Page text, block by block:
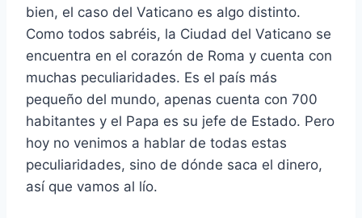
bien, el caso del Vaticano es algo distinto.
Como todos sabréis, la Ciudad del Vaticano se
encuentra en el corazón de Roma y cuenta con
muchas peculiaridades. Es el país más
pequeño del mundo, apenas cuenta con 700
habitantes y el Papa es su jefe de Estado. Pero
hoy no venimos a hablar de todas estas
peculiaridades, sino de dónde saca el dinero,
así que vamos al lío.